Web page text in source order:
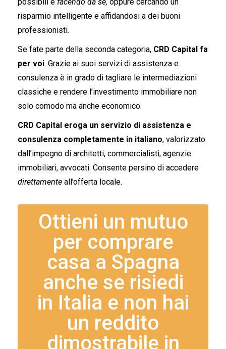
risparmio intelligente e affidandosi a dei buoni
professionisti.
Se fate parte della seconda categoria, CRD Capital fa
per voi. Grazie ai suoi servizi di assistenza e
consulenza è in grado di tagliare le intermediazioni
classiche e rendere l’investimento immobiliare non
solo comodo ma anche economico.
CRD Capital eroga un servizio di assistenza e
consulenza completamente in italiano, valorizzato
dall’impegno di architetti, commercialisti, agenzie
immobiliari, avvocati. Consente persino di accedere
direttamente all’offerta locale.
Ottieni un mutuo
per comprare
casa a Spagna
anche se risiedi
in Italia e non hai
un reddito
dimostrabile in